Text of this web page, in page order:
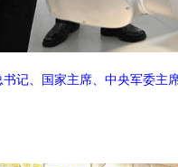
书记、国家主席、中央军委